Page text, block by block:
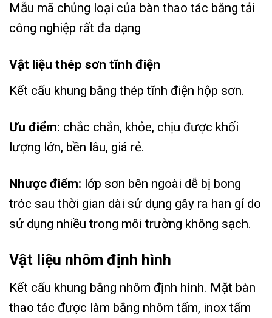
Mẫu mã chủng loại của bàn thao tác băng tải
công nghiệp rất đa dạng
Vật liệu thép sơn tĩnh điện
Kết cấu khung bằng thép tĩnh điện hộp sơn.
Ưu điểm: chắc chắn, khỏe, chịu được khối
lượng lớn, bền lâu, giá rẻ.
Nhược điểm: lớp sơn bên ngoài dễ bị bong
tróc sau thời gian dài sử dụng gây ra han gỉ do
sử dụng nhiều trong môi trường không sạch.
Vật liệu nhôm định hình
Kết cấu khung bằng nhôm định hình. Mặt bàn
thao tác được làm bằng nhôm tấm, inox tấm